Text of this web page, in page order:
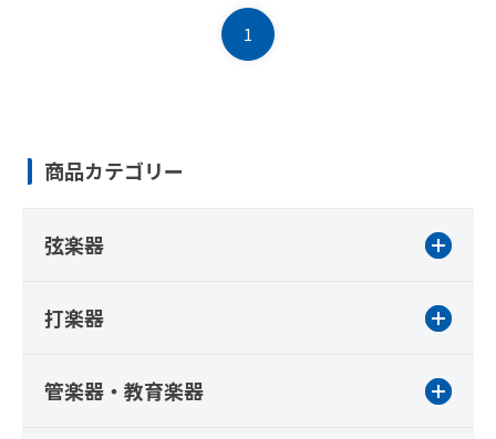
1
商品カテゴリー
弦楽器
打楽器
管楽器・教育楽器